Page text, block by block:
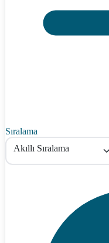
Sıralama
Akıllı Sıralama